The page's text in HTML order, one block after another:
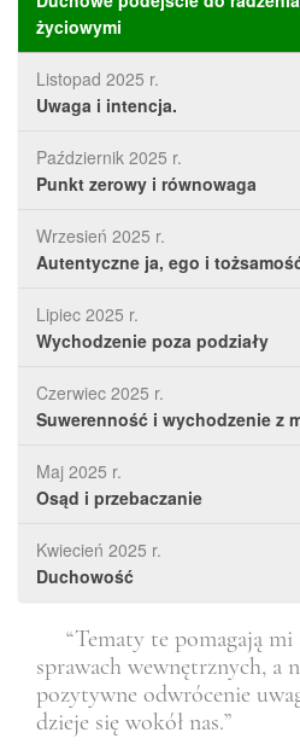
życiowymi
Listopad 2025 r.
Uwaga i intencja.
Październik 2025 r.
Punkt zerowy i równowaga
Wrzesień 2025 r.
Autentyczne ja, ego i
Lipiec 2025 r.
Wychodzenie poza podziały
Czerwiec 2025 r.
Suwerenność i wychodzenie z
Maj 2025 r.
Osąd i przebaczanie
Kwiecień 2025 r.
Duchowość
“Tematy te pomagają
sprawach wewnętrznych, a
pozytywne odwrócenie
dzieje się wokół nas.”